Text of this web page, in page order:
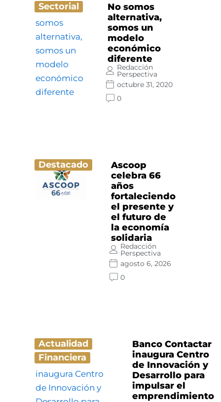
Sectorial
No somos
alternativa,
somos un
modelo
económico
diferente
Redacción
Perspectiva
octubre 31, 2020
0
Destacado
Ascoop
celebra 66
años
fortaleciendo
el presente y
el futuro de
la economía
solidaria
Redacción
Perspectiva
agosto 6, 2026
0
Actualidad
Financiera
Banco Contactar
inaugura Centro
de Innovación y
Desarrollo para
impulsar el
emprendimiento